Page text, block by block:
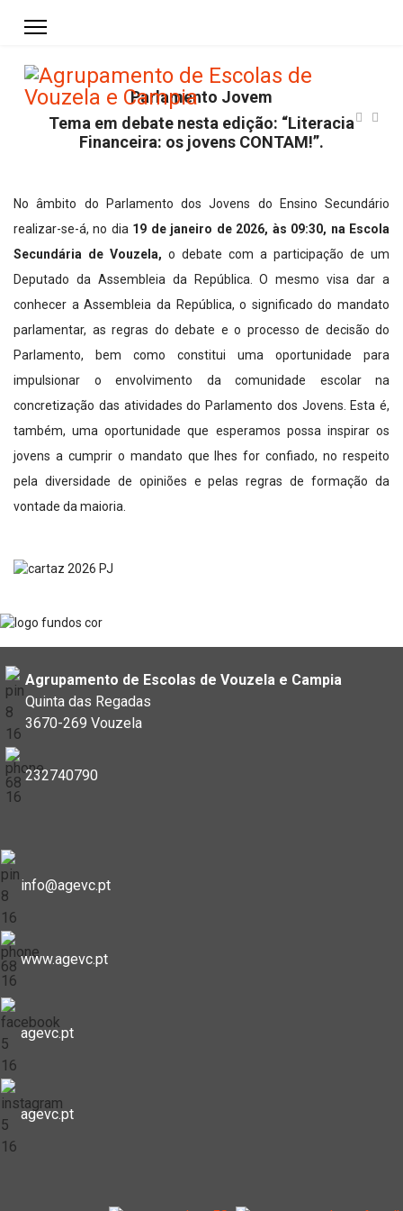
Parlamento Jovem
Tema em debate nesta edição: “Literacia
Financeira: os jovens CONTAM!”.
No âmbito do Parlamento dos Jovens do Ensino Secundário
realizar-se-á, no dia 19 de janeiro de 2026, às 09:30, na Escola
Secundária de Vouzela, o debate com a participação de um
Deputado da Assembleia da República. O mesmo visa dar a
conhecer a Assembleia da República, o significado do mandato
parlamentar, as regras do debate e o processo de decisão do
Parlamento, bem como constitui uma oportunidade para
impulsionar o envolvimento da comunidade escolar na
concretização das atividades do Parlamento dos Jovens. Esta é,
também, uma oportunidade que esperamos possa inspirar os
jovens a cumprir o mandato que lhes for confiado, no respeito
pela diversidade de opiniões e pelas regras de formação da
vontade da maioria.
Agrupamento de Escolas de Vouzela e Campia
Quinta das Regadas
3670-269 Vouzela
232740790
info@agevc.pt
www.agevc.pt
agevc.pt
agevc.pt